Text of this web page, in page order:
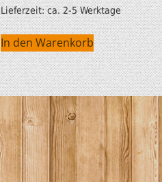
Lieferzeit:ca. 2-5 Werktage
In den Warenkorb